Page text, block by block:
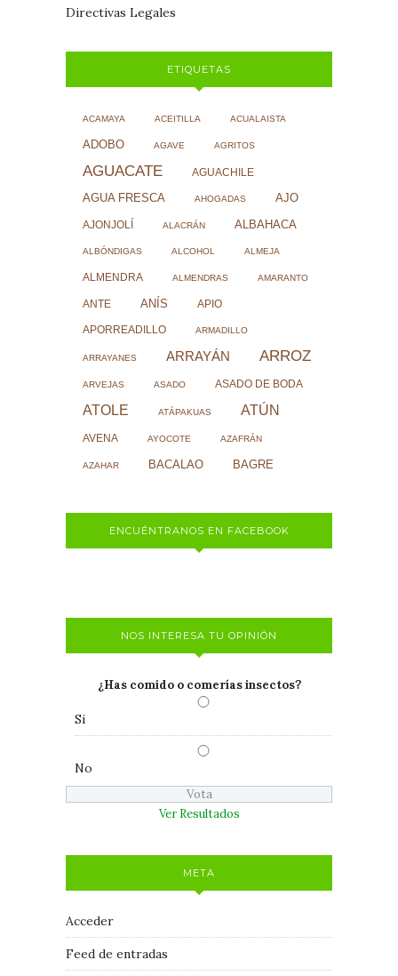
Directivas Legales
ETIQUETAS
ACAMAYA ACEITILLA ACUALAISTA
ADOBO AGAVE AGRITOS
AGUACATE AGUACHILE
AGUA FRESCA AHOGADAS AJO
AJONJOLÍ ALACRÁN ALBAHACA
ALBÓNDIGAS ALCOHOL ALMEJA
ALMENDRA ALMENDRAS AMARANTO
ANTE ANÍS APIO
APORREADILLO ARMADILLO
ARRAYANES ARRAYÁN ARROZ
ARVEJAS ASADO ASADO DE BODA
ATOLE ATÁPAKUAS ATÚN
AVENA AYOCOTE AZAFRÁN
AZAHAR BACALAO BAGRE
ENCUÉNTRANOS EN FACEBOOK
NOS INTERESA TU OPINIÓN
¿Has comido o comerías insectos?
Si
No
Ver Resultados
META
Acceder
Feed de entradas